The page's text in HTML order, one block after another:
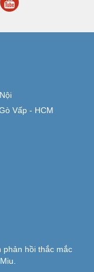
Vấp - HCM
phản hồi thắc mắc